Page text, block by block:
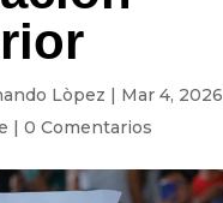
Lòpez | Mar 4, 2026
| 0 Comentarios